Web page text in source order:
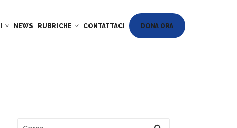
NEWS RUBRICHE CONTATTACI DONA ORA